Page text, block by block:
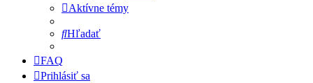
Aktívne témy
Hľadať
FAQ
Prihlásiť sa